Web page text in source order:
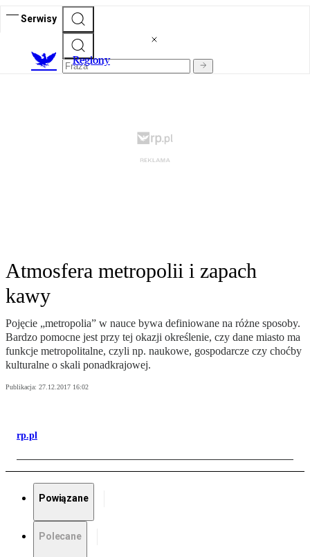
Serwisy
Regiony
Atmosfera metropolii i zapach
kawy
Pojęcie „metropolia” w nauce bywa definiowane na różne sposoby.
Bardzo pomocne jest przy tej okazji określenie, czy dane miasto ma
funkcje metropolitalne, czyli np. naukowe, gospodarcze czy choćby
kulturalne o skali ponadkrajowej.
Publikacja: 27.12.2017 16:02
rp.pl
Powiązane
Polecane